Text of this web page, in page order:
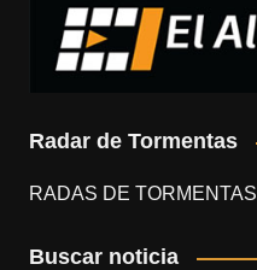
Radar de Tormentas
RADAS DE TORMENTAS
Buscar noticia